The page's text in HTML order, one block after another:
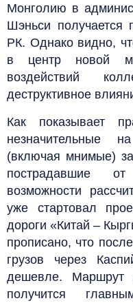
Монголию в
Шэньси получается
РК. Однако видно,
в центр новой
воздействий
деструктивное
Как показывает
незначительные
(включая мнимые)
пострадавшие
возможности
уже стартовал
дороги «Китай –
прописано, что
грузов через
дешевле. Маршрут
получится